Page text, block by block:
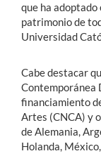
que ha
patrimonio de
Universidad
Cabe destacar
Contemporánea
financiamiento
Artes (CNCA) y
de Alemania,
Holanda,